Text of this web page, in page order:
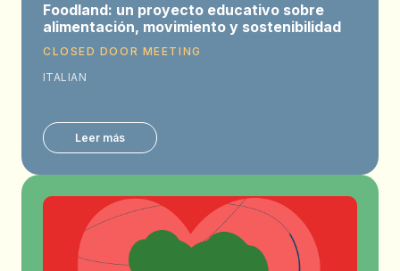
Foodland: un proyecto educativo sobre
alimentación, movimiento y sostenibilidad
CLOSED DOOR MEETING
ITALIAN
Leer más